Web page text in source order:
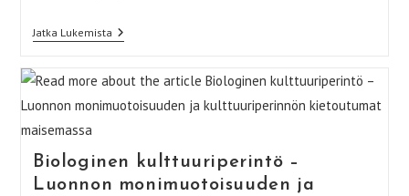
Jatka LukemistaKeskeneräisyyden
Biologinen kulttuuriperintö –
Luonnon monimuotoisuuden ja